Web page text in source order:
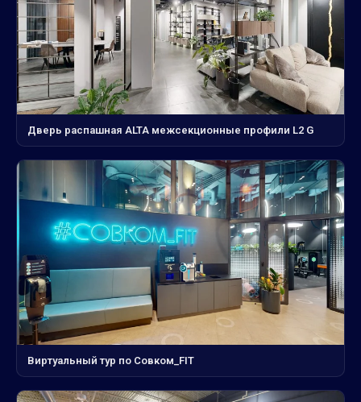
Дверь распашная ALTA межсекционные профили L2 G
Виртуальный тур по Совком_FIT